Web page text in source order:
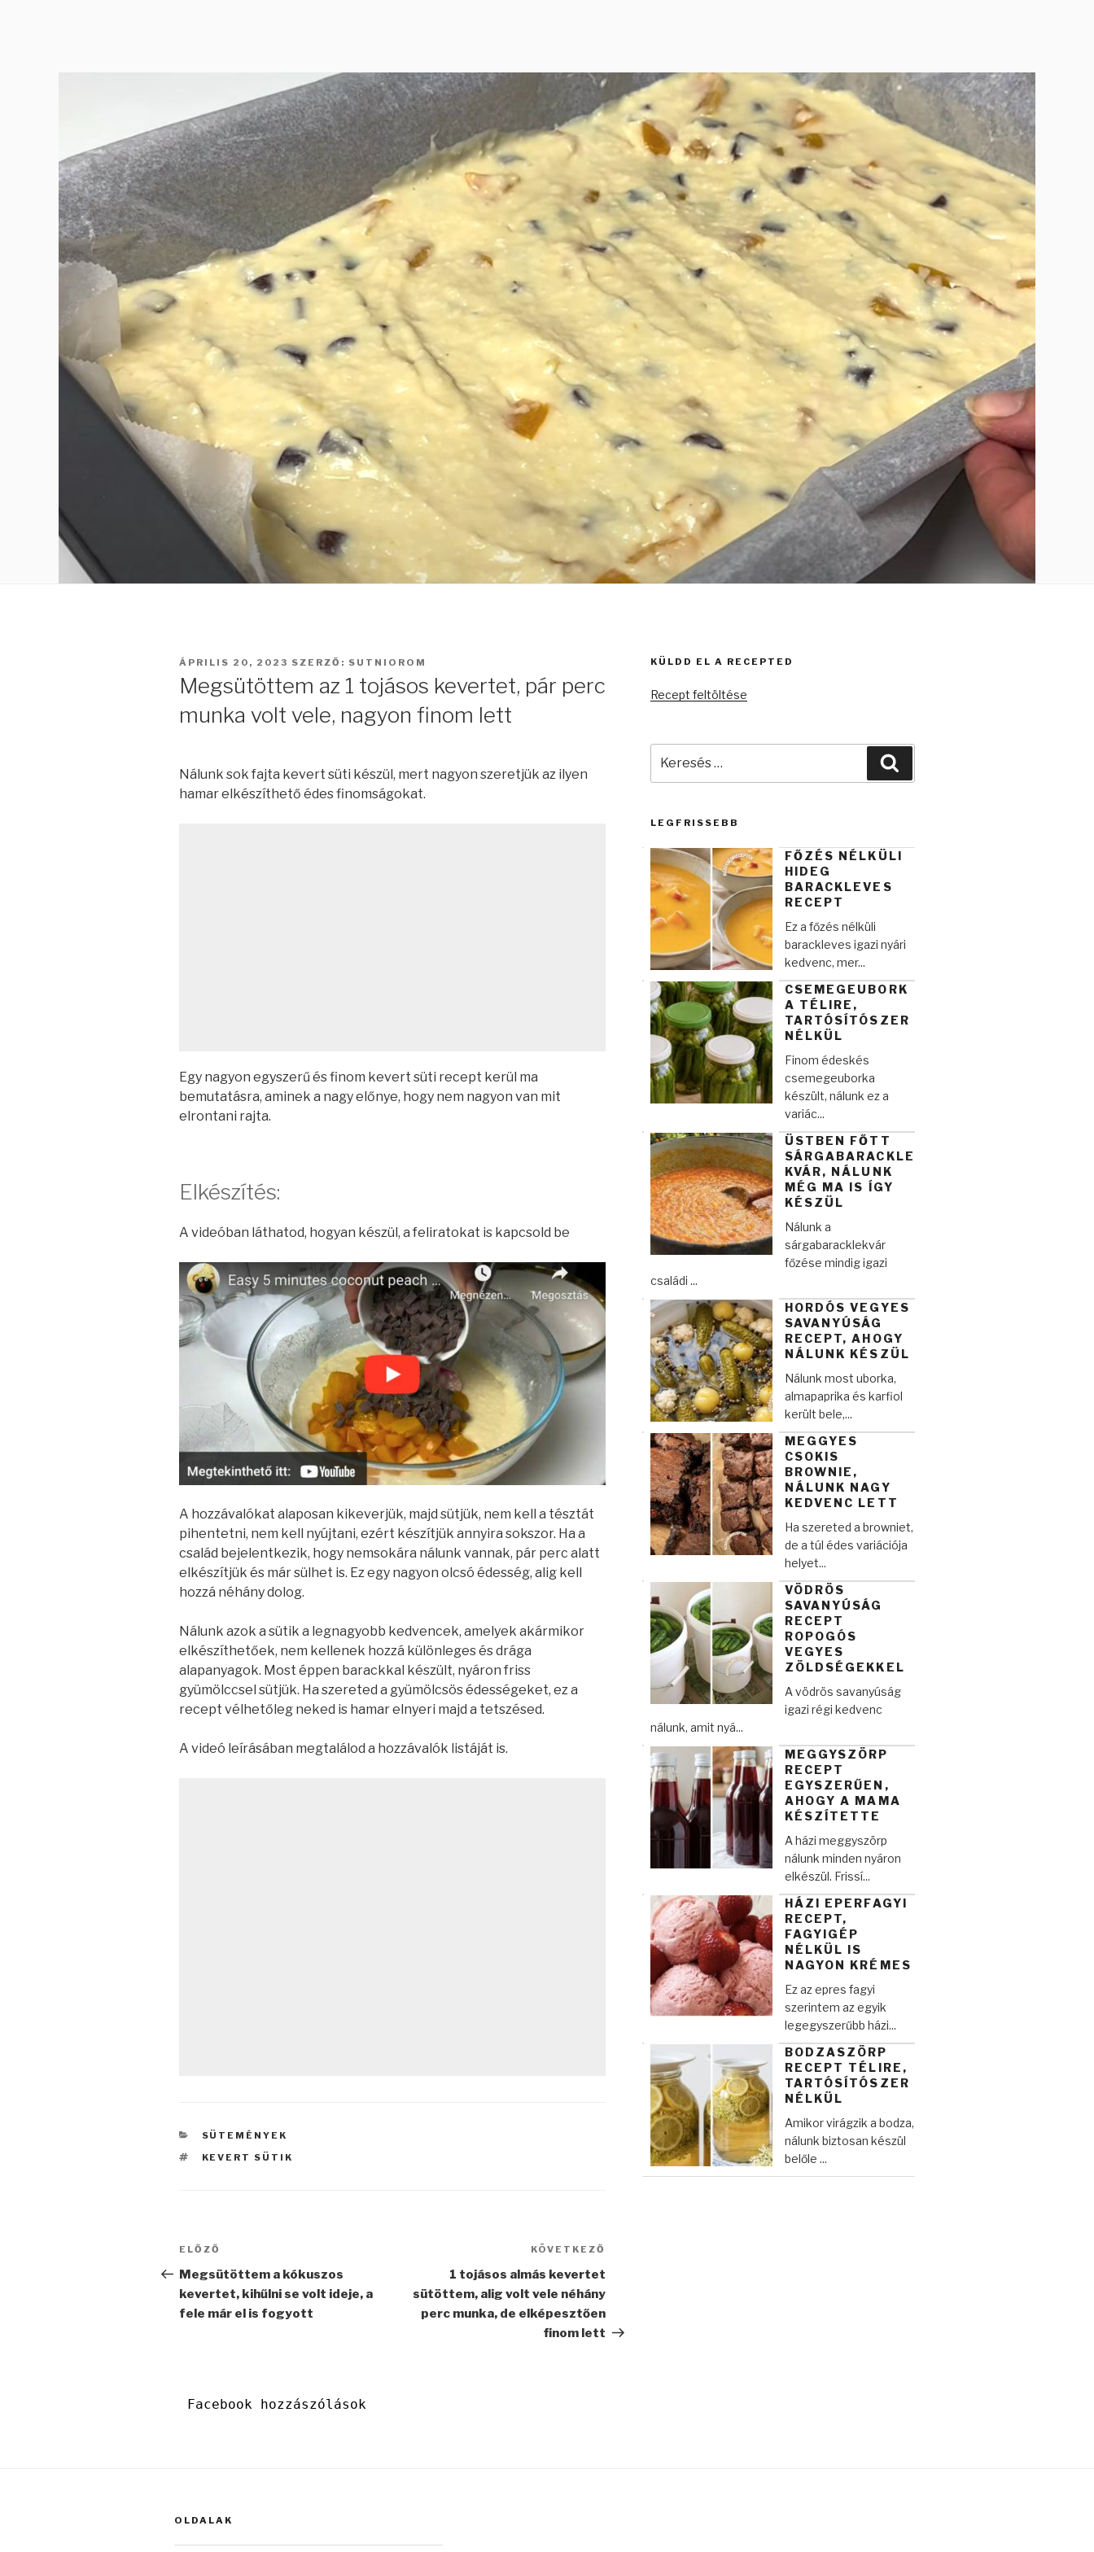
BEKÜLDVE:
ÁPRILIS 20, 2023 SZERZŐ: SUTNIOROM
Megsütöttem az 1 tojásos kevertet, pár perc
munka volt vele, nagyon finom lett
Nálunk sok fajta kevert süti készül, mert nagyon szeretjük az ilyen
hamar elkészíthető édes finomságokat.
Egy nagyon egyszerű és finom kevert süti recept kerül ma
bemutatásra, aminek a nagy előnye, hogy nem nagyon van mit
elrontani rajta.
Elkészítés:
A videóban láthatod, hogyan készül, a feliratokat is kapcsold be
A hozzávalókat alaposan kikeverjük, majd sütjük, nem kell a tésztát
pihentetni, nem kell nyújtani, ezért készítjük annyira sokszor. Ha a
család bejelentkezik, hogy nemsokára nálunk vannak, pár perc alatt
elkészítjük és már sülhet is. Ez egy nagyon olcsó édesség, alig kell
hozzá néhány dolog.
Nálunk azok a sütik a legnagyobb kedvencek, amelyek akármikor
elkészíthetőek, nem kellenek hozzá különleges és drága
alapanyagok. Most éppen barackkal készült, nyáron friss
gyümölccsel sütjük. Ha szereted a gyümölcsös édességeket, ez a
recept vélhetőleg neked is hamar elnyeri majd a tetszésed.
A videó leírásában megtalálod a hozzávalók listáját is.
KATEGÓRIÁK
SÜTEMÉNYEK
CÍMKÉK
KEVERT SÜTIK
Bejegyzés
navigáció
Korábbi
bejegyzés
ELŐZŐ
Megsütöttem a kókuszos
kevertet, kihűlni se volt ideje, a
fele már el is fogyott
KÖVETKEZŐ
1 tojásos almás kevertet
sütöttem, alig volt vele néhány
perc munka, de elképesztően
finom lett
Facebook hozzászólások
KÜLDD EL A RECEPTED
Recept feltöltése
következő
LEGFRISSEBB
FŐZÉS NÉLKÜLI
HIDEG
BARACKLEVES
RECEPT
Ez a főzés nélküli
barackleves igazi nyári
kedvenc, mer...
CSEMEGEUBORK
A TÉLIRE,
TARTÓSÍTÓSZER
NÉLKÜL
Finom édeskés
csemegeuborka
készült, nálunk ez a
variác...
ÜSTBEN FŐTT
SÁRGABARACKLE
KVÁR, NÁLUNK
MÉG MA IS ÍGY
KÉSZÜL
Nálunk a
sárgabaracklekvár
főzése mindig igazi
családi ...
HORDÓS VEGYES
SAVANYÚSÁG
RECEPT, AHOGY
NÁLUNK KÉSZÜL
Nálunk most uborka,
almapaprika és karfiol
került bele,...
MEGGYES
CSOKIS
BROWNIE,
NÁLUNK NAGY
KEDVENC LETT
Ha szereted a browniet,
de a túl édes variációja
helyet...
VÖDRÖS
SAVANYÚSÁG
RECEPT
ROPOGÓS
VEGYES
ZÖLDSÉGEKKEL
A vödrös savanyúság
igazi régi kedvenc
nálunk, amit nyá...
MEGGYSZÖRP
RECEPT
EGYSZERŰEN,
AHOGY A MAMA
KÉSZÍTETTE
A házi meggyszörp
nálunk minden nyáron
elkészül. Frissí...
HÁZI EPERFAGYI
RECEPT,
FAGYIGÉP
NÉLKÜL IS
NAGYON KRÉMES
Ez az epres fagyi
szerintem az egyik
legegyszerűbb házi...
BODZASZÖRP
RECEPT TÉLIRE,
TARTÓSÍTÓSZER
NÉLKÜL
Amikor virágzik a bodza,
nálunk biztosan készül
belőle ...
OLDALAK